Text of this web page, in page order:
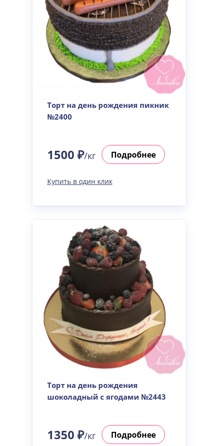
Торт на день рождения пикник
№2400
1500 ₽/кг Подробнее
Купить в один клик
Торт на день рождения
шоколадный с ягодами №2443
1350 ₽/кг Подробнее